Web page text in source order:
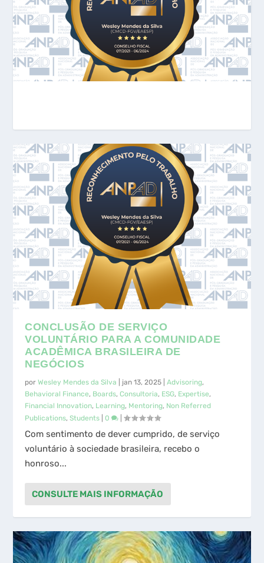
ESG YEARBOOK 2024: PERFIL DAS
EMPRESAS LISTADAS NO...
ARTIGO PREMIADO NO XLVI
ENCONTRO DA ANPAD – ENANPA...
SÍNTESE DO TERCEIRO DIA DO ABEC
MEENTIG LIVE 2021
REWARD CROWDFUNDING
CAMPAIGNS: WHAT SPEEDS UP OR S...
CONCLUSÃO DE SERVIÇO
VOLUNTÁRIO PARA A COMUNIDADE
ACADÊMICA BRASILEIRA DE
NEGÓCIOS
porWesley Mendes da Silva jan 13, 2025 |Advisoring,
Behavioral Finance, Boards,Consultoria, ESG, Expertise,
Financial Innovation, Learning, Mentoring, Non Referred
Publications,Students |0 |
Com sentimento de dever cumprido, de serviço
voluntário à sociedade brasileira, recebo o
honroso...
CONSULTE MAIS INFORMAÇÃO